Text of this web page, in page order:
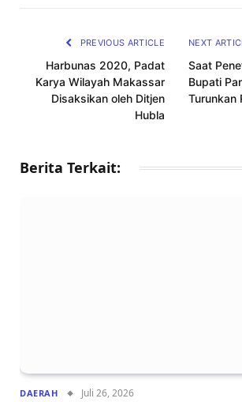
PREVIOUS ARTICLE
Harbunas 2020, Padat
Karya Wilayah Makassar
Disaksikan oleh Ditjen
Hubla
NEXT
Saat
Bupati
Turunkan
Berita Terkait:
DAERAH Juli 26, 2026